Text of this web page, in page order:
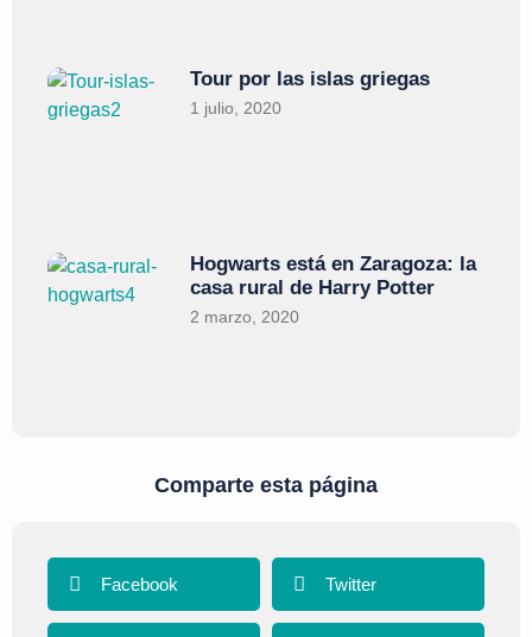
Tour por las islas griegas
1 julio, 2020
Hogwarts está en Zaragoza: la
casa rural de Harry Potter
2 marzo, 2020
Comparte esta página
Facebook Twitter